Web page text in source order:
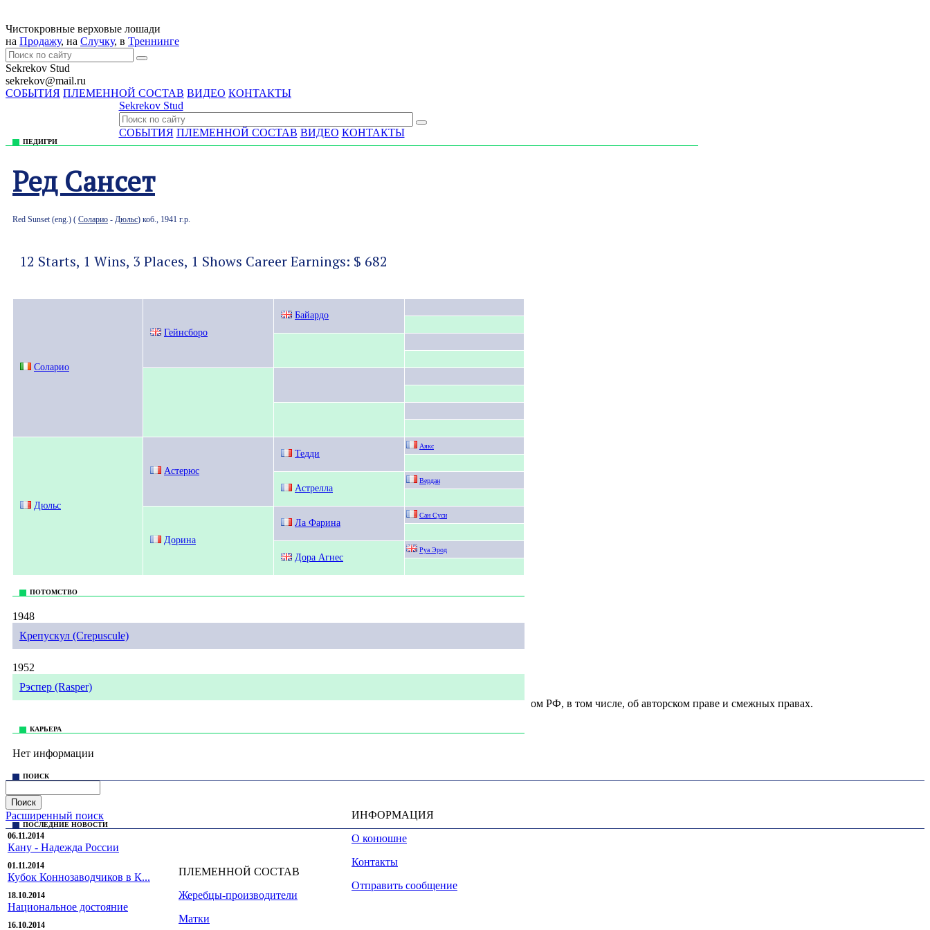
Чистокровные верховые лошади
на Продажу, на Случку, в Треннингe
Sekrekov Stud
sekrekov@mail.ru
СОБЫТИЯ ПЛЕМЕННОЙ СОСТАВ ВИДЕО КОНТАКТЫ
Sekrekov Stud
СОБЫТИЯ ПЛЕМЕННОЙ СОСТАВ ВИДЕО КОНТАКТЫ
ПЕДИГРИ
Ред Сансет
Red Sunset (eng.) ( Соларио - Дюльс) коб., 1941 г.р.
12 Starts, 1 Wins, 3 Places, 1 Shows Career Earnings: $ 682
Соларио
Гейнсборо
Байардо
Дюльс
Астерюс
Тедди
Аякс
Астрелла
Вердан
Дорина
Ла Фарина
Сан Суси
Дора Агнес
Руа Эрод
ПОТОМСТВО
1948
Крепускул (Crepuscule)
1952
Рэспер (Rasper)
КАРЬЕРА
Нет информации
ПОИСК
Расширенный поиск
ПОСЛЕДНИЕ НОВОСТИ
06.11.2014
Кану - Надежда России
01.11.2014
Кубок Коннозаводчиков в К...
18.10.2014
Национальное достояние
16.10.2014
ПЛЕМЕННОЙ СОСТАВ
Жеребцы-производители
Матки
ИНФОРМАЦИЯ
О конюшне
Контакты
Отправить сообщение
© Sekrekov Stud. +7 925 239 99 99,
Все права на материалы, находящиеся на сайте sekrekovstud.ru, охраняются в соответствии с законодательством РФ, в том числе, об авторском праве и смежных правах.